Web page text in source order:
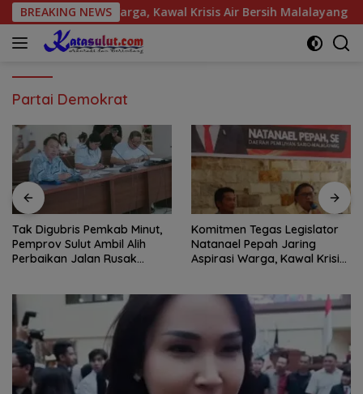
Langsung
ke
konten
BREAKING NEWS
Warga, Kawal Krisis Air Bersih Malalayang II Hingga
Partai Demokrat
Tak Digubris Pemkab Minut,
Pemprov Sulut Ambil Alih
Perbaikan Jalan Rusak
Komitmen Tegas Legislator
Natanael Pepah Jaring
Aspirasi Warga, Kawal Krisis
Infrastruktur